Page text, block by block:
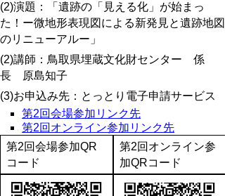
(2)演題：「遺跡の「見える化」が始まっ
た！ー微地形表現図による新発見と遺跡地図
のリニューアルー」
(2)講師：鳥取県埋蔵文化財センター 係
長 原島知子
(3)お申込み先：とっとり電子申請サービス
第2回会場参加リンク先
第2回オンライン参加リンク先
第2回会場参加QR
コード
第2回オンライン参
加QRコード